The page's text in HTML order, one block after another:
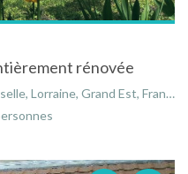
rénovée
Lorraine, Grand Est, France